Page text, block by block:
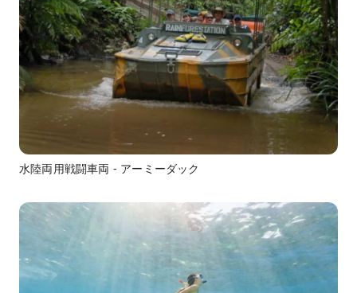
水陸両用戦闘車両 - アーミーダック